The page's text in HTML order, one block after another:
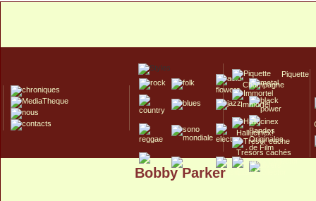
Piquette
Champagne
Immortel
Hallucinex!
Trésors cachés
Culte/Collector
Bobby Parker